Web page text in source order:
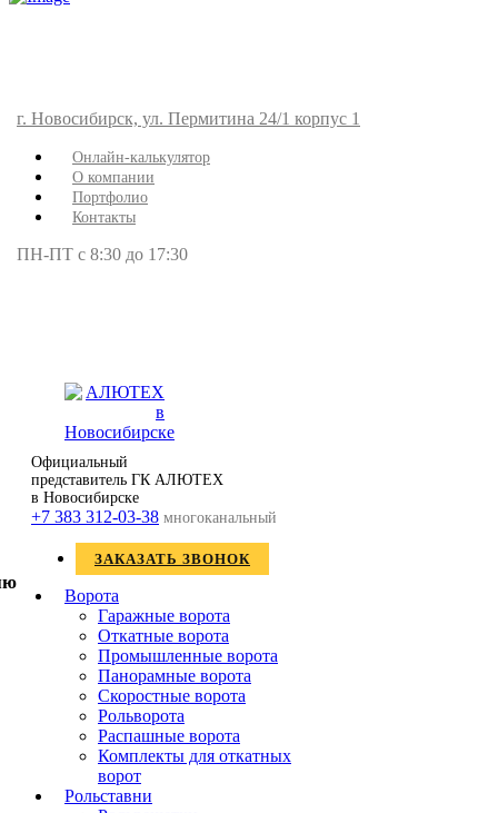
г. Новосибирск, ул. Пермитина 24/1 корпус 1
Онлайн-калькулятор
О компании
Портфолио
Контакты
ПН-ПТ с 8:30 до 17:30
Официальный
представитель ГК АЛЮТЕХ
в Новосибирске
+7 383 312-03-38 многоканальный
ЗАКАЗАТЬ ЗВОНОК
Ворота
Гаражные ворота
Откатные ворота
Промышленные ворота
Панорамные ворота
Скоростные ворота
Рольворота
Распашные ворота
Комплекты для откатных
ворот
Рольставни